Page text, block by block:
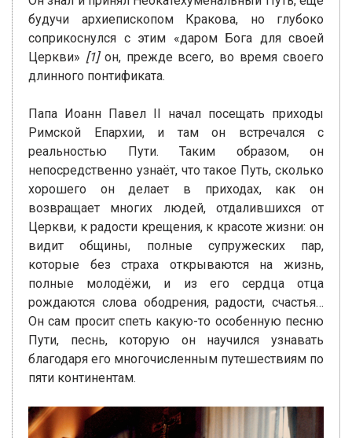
будучи архиепископом Кракова, но глубоко
соприкоснулся с этим «даром Бога для своей
Церкви» [1]он, прежде всего, во время своего
длинного понтификата.
Папа Иоанн Павел II начал посещать приходы
Римской Епархии, и там он встречался с
реальностью Пути. Таким образом, он
непосредственно узнаёт, что такое Путь, сколько
хорошего он делает в приходах, как он
возвращает многих людей, отдалившихся от
Церкви, к радости крещения, к красоте жизни: он
видит общины, полные супружеских пар,
которые без страха открываются на жизнь,
полные молодёжи, и из его сердца отца
рождаются слова ободрения, радости, счастья…
Он сам просит спеть какую-то особенную песню
Пути, песнь, которую он научился узнавать
благодаря его многочисленным путешествиям по
пяти континентам.